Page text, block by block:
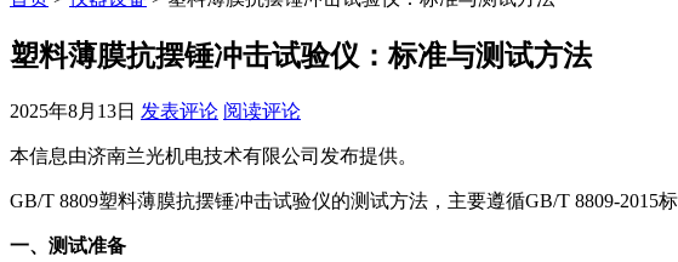
塑料薄膜抗摆锤冲击试验仪：标准与测试方法
2025年8月13日 发表评论 阅读评论
本信息由济南兰光机电技术有限公司发布提供。
GB/T 8809塑料薄膜抗摆锤冲击试验仪的测试方法，主要遵循GB/T 8809-2015
一、测试准备